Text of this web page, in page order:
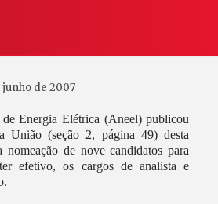
junho de 2007
Energia Elétrica (Aneel) publicou
(seção 2, página 49) desta
nomeação de nove candidatos para
efetivo, os cargos de analista e